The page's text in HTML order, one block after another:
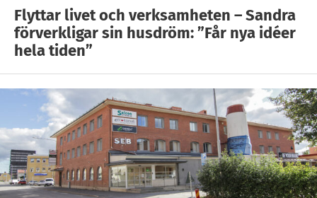
Flyttar livet och verksamheten – Sandra
förverkligar sin husdröm: ”Får nya idéer
hela tiden”